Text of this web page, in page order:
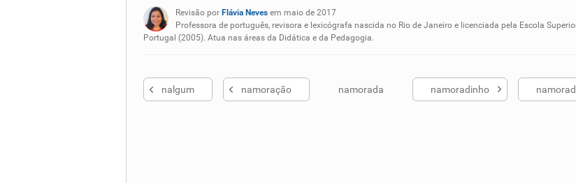
Nenhum dos sinônimos apresentados me ajudou
Revisão por Flávia Nevesem maio de 2017
Professora de português, revisora e lexicógrafa nascida no Rio de Janeiro e licenciada pela Escola
Portugal (2005). Atua nas áreas da Didática e da Pedagogia.
nalgum namoração namorada namoradinho